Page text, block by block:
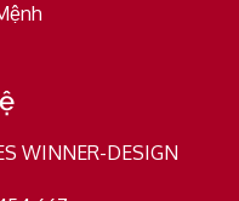
WINNER-DESIGN